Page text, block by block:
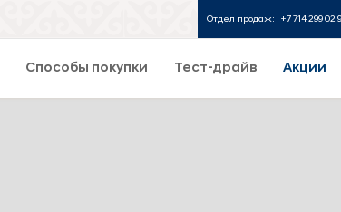
Отдел продаж: +7 714 299 02
Способы покупки Тест-драйв Акции